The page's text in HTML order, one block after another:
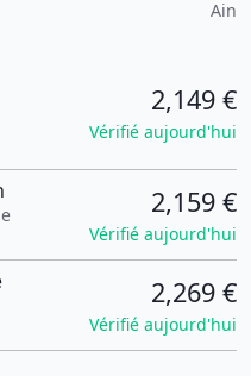
Ain
2,149 €
Vérifié aujourd'hui
2,159 €
Vérifié aujourd'hui
2,269 €
Vérifié aujourd'hui